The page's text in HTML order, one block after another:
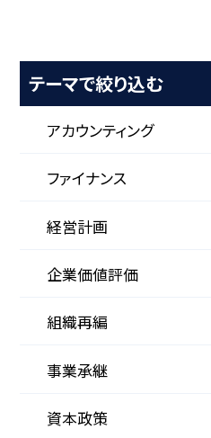
テーマで絞り込む
アカウンティング
ファイナンス
経営計画
企業価値評価
組織再編
事業承継
資本政策